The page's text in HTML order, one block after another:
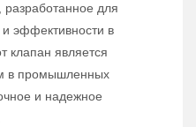
разработанное для
эффективности в
клапан является
в промышленных
и надежное